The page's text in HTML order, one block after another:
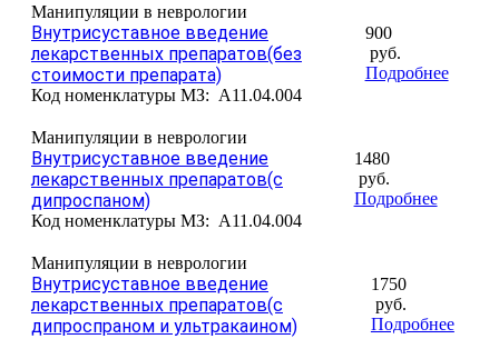
Манипуляции в неврологии
Внутрисуставное введение
лекарственных препаратов(без
стоимости препарата)
Код номенклатуры МЗ: A11.04.004
900
руб.
Подробнее
Манипуляции в неврологии
Внутрисуставное введение
лекарственных препаратов(с
дипроспаном)
Код номенклатуры МЗ: A11.04.004
1480
руб.
Подробнее
Манипуляции в неврологии
Внутрисуставное введение
лекарственных препаратов(с
дипроспраном и ультракаином)
1750
руб.
Подробнее